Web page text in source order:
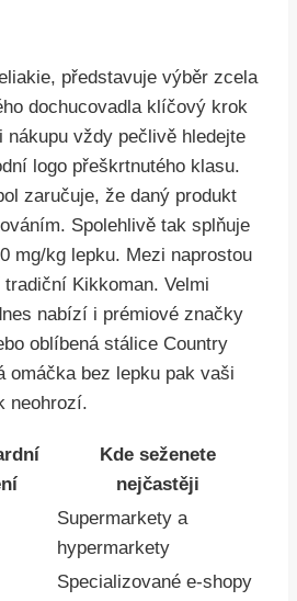
představuje výběr zcela
dochucovadla klíčový krok
vždy pečlivě hledejte
logo přeškrtnutého klasu.
zaručuje, že daný produkt
Spolehlivě tak splňuje
mg/kg lepku. Mezi naprostou
Kikkoman. Velmi
nabízí i prémiové značky
oblíbená stálice Country
omáčka bez lepku pak vaši
neohrozí.
Kde seženete
nejčastěji
Supermarkety a
hypermarkety
Specializované e-shopy